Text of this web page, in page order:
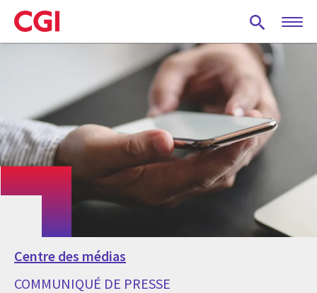
Skip
to
main
Centre des médias
COMMUNIQUÉ DE PRESSE